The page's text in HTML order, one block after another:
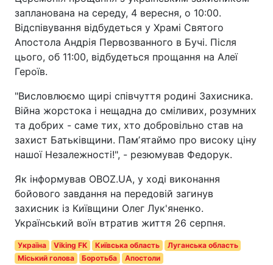
запланована на середу, 4 вересня, о 10:00.
Відспівування відбудеться у Храмі Святого
Апостола Андрія Первозванного в Бучі. Після
цього, об 11:00, відбудеться прощання на Алеї
Героїв.
"Висловлюємо щирі співчуття родині Захисника.
Війна жорстока і нещадна до сміливих, розумних
та добрих - саме тих, хто добровільно став на
захист Батьківщини. Памʼятаймо про високу ціну
нашої Незалежності!", - резюмував Федорук.
Як інформував OBOZ.UA, у ході виконання
бойового завдання на передовій загинув
захисник із Київщини Олег Лук'яненко.
Український воїн втратив життя 26 серпня.
Україна Viking FK Київська область
Луганська область
Міський голова
Боротьба
Апостоли